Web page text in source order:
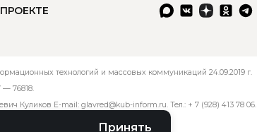
Принять
технологий и массовых коммуникаций 24.09.2019 г.
76818.
Куликов E-mail: glavred@kub-inform.ru. Тел.: + 7 (928) 413 78 06.